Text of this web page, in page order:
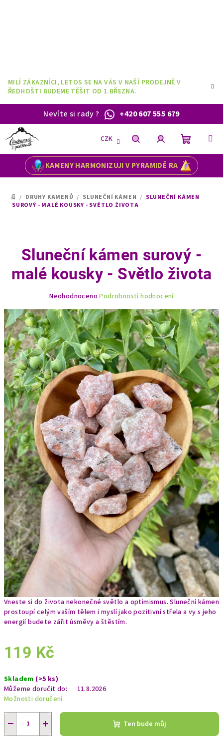
MILÍ ZÁKAZNÍCI, LETOS SE NA VÁS V NAŠÍ PRODEJNĚ V
ŘEDHOŠTI BUDEME TĚŠIT OD 1.BŘEZNA.
Nevíte si rady? +420 607 555 679
KAMENY HARMONIZUJI V PYRAMIDĚ RA
CZK
HledatPřihlášeníNákupní
DOMŮ
/ DRUHY KAMENŮ / SLUNEČNÍ KÁMEN / SLUNEČNÍ KÁMEN
SUROVÝ - MALÉ KOUSKY - SVĚTLO ŽIVOTA
Vneste si do života nekonečné světlo a optimismus. Sluneční kámen
prostoupí celým vaším tělem i myslí jako pozitivní střela a vy s jeho
energií budete zářit úsměvy a štěstím.
119 Kč
cena:
Skladem (>5 ks)
Můžeme doručit do:
11.8.2026
Možnosti doručení
+
− Ten bude můj
Sluneční kámen surový -
malé kousky - Světlo života
produktu
je
0,0
z
5
hvězdiček.
Neohodnoceno Podrobnosti hodnocení